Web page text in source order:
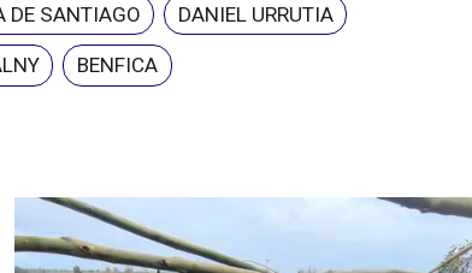
DE SANTIAGO DANIEL URRUTIA
BENFICA